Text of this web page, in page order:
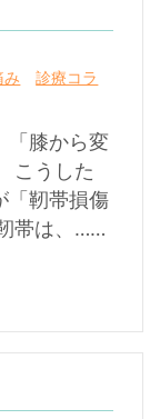
み
診療コラ
「膝から変
こうした
「靭帯損傷
帯は、……